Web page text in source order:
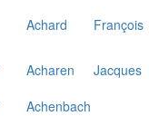
Achard
François
Acharen
Jacques
Achenbach